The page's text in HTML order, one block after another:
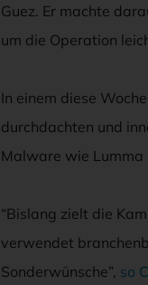
Guez. Er machte
um die Operation
In einem diese
durchdachten und
Malware wie Lumma
“Bislang zielt die
verwendet
Sonderwünsche”, so